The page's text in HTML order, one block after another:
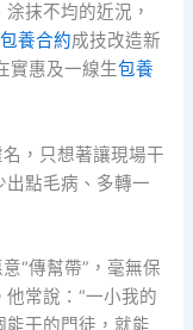
抹不均的近況，
包養合約成技改造新
實惠及一線生包養
名，只想著讓現場干
出點毛病、多轉一
“傳幫帶”，毫無保
常說：“一小我的
干的門徒，就能